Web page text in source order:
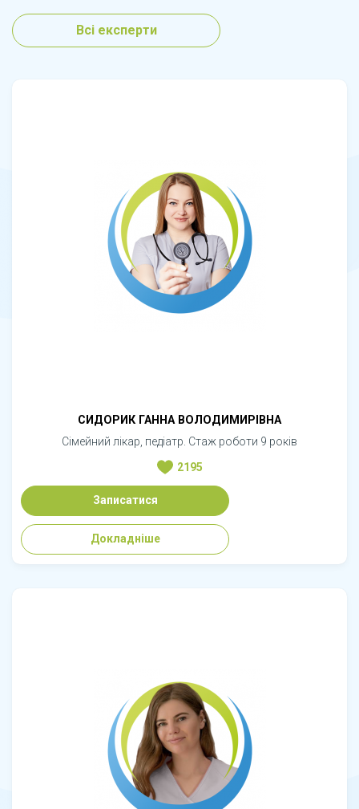
Всі експерти
СИДОРИК ГАННА ВОЛОДИМИРІВНА
Сімейний лікар, педіатр. Стаж роботи 9 років
2195
Записатися
Докладніше